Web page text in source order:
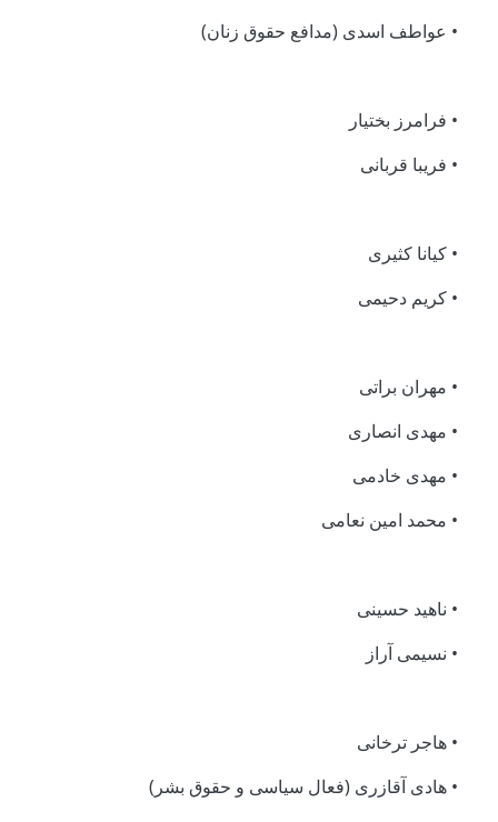
• عواطف اسدی (مدافع حقوق زنان)
• فرامرز بختیار
• فریبا قربانی
• کیانا کثیری
• کریم دحیمی
• مهران براتی
• مهدی انصاری
• مهدی خادمی
• محمد امین نعامی
• ناهید حسینی
• نسیمی آراز
• هاجر ترخانی
• هادی آقازری (فعال سیاسی و حقوق بشر)